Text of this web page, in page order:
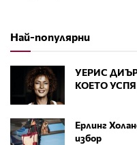
Най-популярни
УЕРИС
КОЕТО
Ерлинг
избор